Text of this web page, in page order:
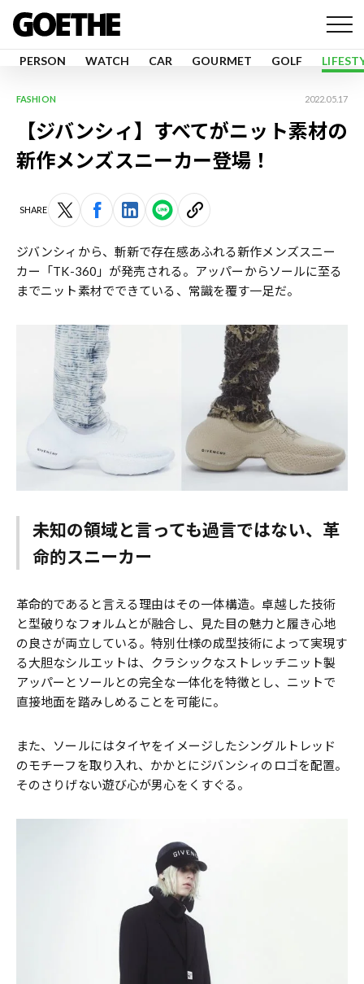
PERSON WATCH CAR GOURMET GOLF
FASHION 2022.05.17
【ジバンシィ】すべてがニット素材の
新作メンズスニーカー登場！
SHARE
ジバンシィから、斬新で存在感あふれる新作メンズスニー
カー「TK-360」が発売される。アッパーからソールに至る
までニット素材でできている、常識を覆す一足だ。
未知の領域と言っても過言ではない、革
命的スニーカー
⾰命的であると⾔える理由はその⼀体構造。卓越した技術
と型破りなフォルムとが融合し、⾒た⽬の魅⼒と履き⼼地
の良さが両⽴している。特別仕様の成型技術によって実現す
る⼤胆なシルエットは、クラシックなストレッチニット製
アッパーとソールとの完全な⼀体化を特徴とし、ニットで
直接地⾯を踏みしめることを可能に。
また、ソールにはタイヤをイメージしたシングルトレッド
のモチーフを取り入れ、かかとにジバンシィのロゴを配置。
そのさりげない遊び心が男心をくすぐる。